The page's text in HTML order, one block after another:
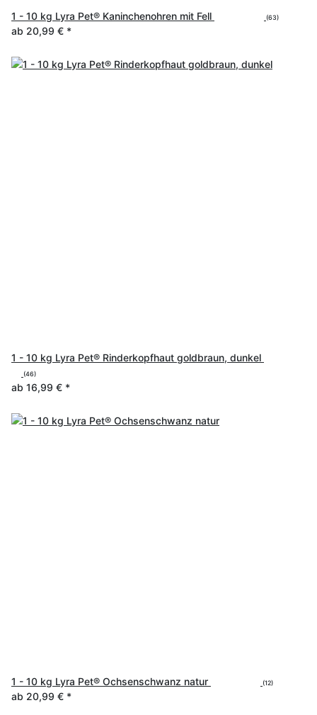
1 - 10 kg Lyra Pet® Kaninchenohren mit Fell (63)
ab 20,99 € *
1 - 10 kg Lyra Pet® Rinderkopfhaut goldbraun, dunkel
(46)
ab 16,99 € *
1 - 10 kg Lyra Pet® Ochsenschwanz natur (12)
ab 20,99 € *